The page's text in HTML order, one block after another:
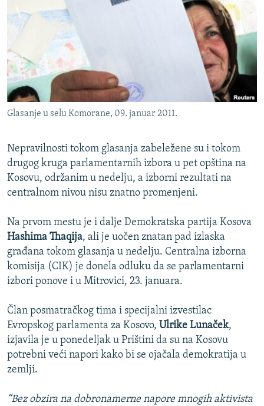
ISPRIČAJ MI
DNEVNO@RSE
SPECIJALI RSE
VIŠE OD NASLOVA
GENOCID U SREBRENICI
POPLAVE I KLIZIŠTA U BIH 2024.
POST SCRIPTUM
MOJA EVROPA
SVE KARTE DEJTONA
NASTANAK I RASPAD JUGOSLAVIJE
PRATITE NAS
Sve RFE/RL stranice
Glasanje u selu Komorane, 09. januar 2011.
Nepravilnosti tokom glasanja zabeležene su i tokom
drugog kruga parlamentarnih izbora u pet opština na
Kosovu, održanim u nedelju, a izborni rezultati na
centralnom nivou nisu znatno promenjeni.
Na prvom mestu je i dalje Demokratska partija Kosova
Hashima Thaqija, ali je uočen znatan pad izlaska
građana tokom glasanja u nedelju. Centralna izborna
komisija (CIK) je donela odluku da se parlamentarni
izbori ponove i u Mitrovici, 23. januara.
Član posmatračkog tima i specijalni izvestilac
Evropskog parlamenta za Kosovo, Ulrike Lunaček,
izjavila je u ponedeljak u Prištini da su na Kosovu
potrebni veći napori kako bi se ojačala demokratija u
zemlji.
“Bez obzira na dobronamerne napore mnogih aktivista